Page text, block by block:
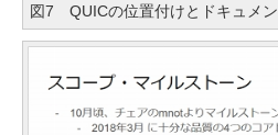
図7 QUICの位置付けとドキュメン